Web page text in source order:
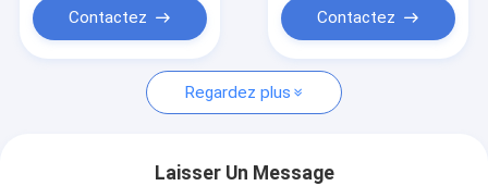
Cas
NORME ANSI B16.5 ASME B16.47 DE BRIDE
Contactez Contactez
Regardez plus
Laisser Un Message